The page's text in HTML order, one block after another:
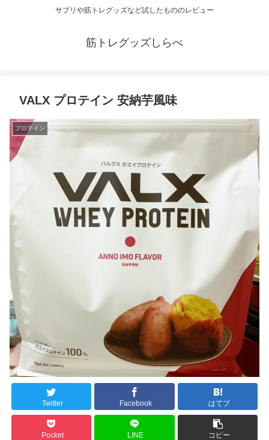
サプリや筋トレグッズなど試したもののレビュー
筋トレグッズしらべ
VALX プロテイン 安納芋風味
プロテイン
Twitter Facebook はてブ
Pocket LINE コピー